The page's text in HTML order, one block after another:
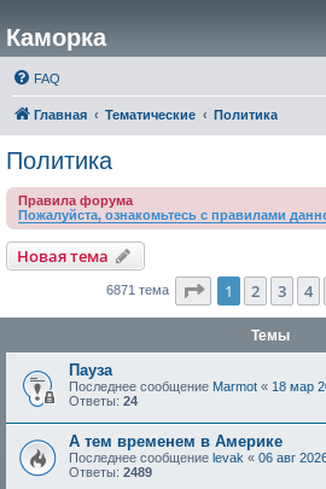
Каморка
FAQ
Главная Тематические Политика
Политика
Правила форума
Пожалуйста, ознакомьтесь с правилами
Новая тема
6871 тема Страница из
1 2 3 4
Темы
Пауза
Последнее сообщение Marmot « 18 мар
Ответы: 24
А тем временем в Америке
Последнее сообщение levak « 06 авг
Ответы: 2489